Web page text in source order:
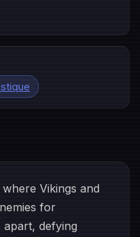
Vikings and
for
apart, defying